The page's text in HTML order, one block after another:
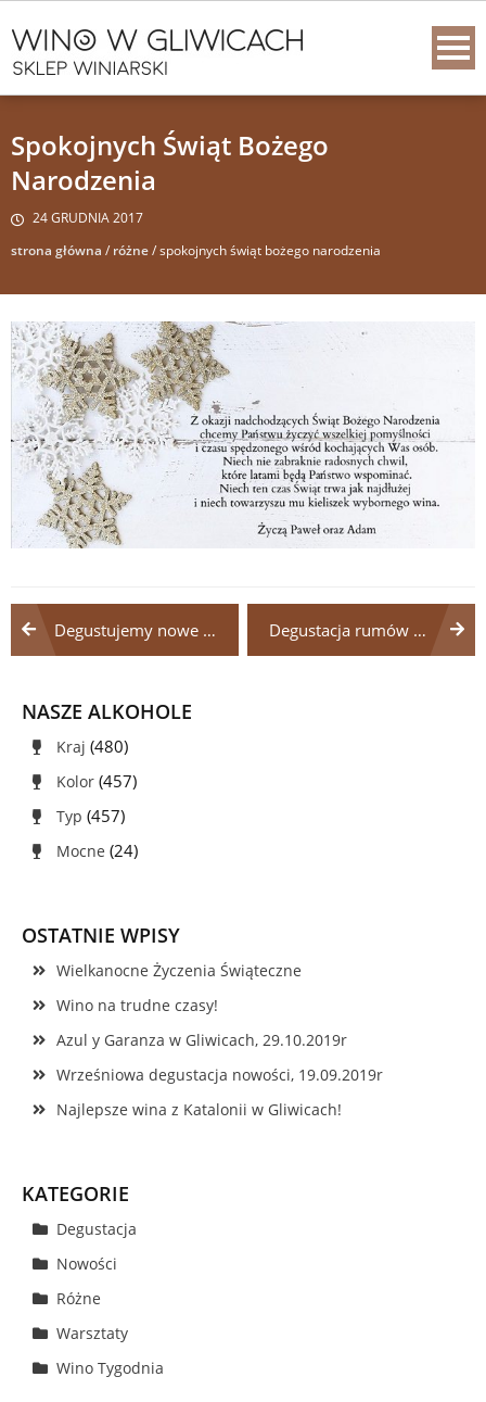
Spokojnych Świąt Bożego
Narodzenia
24 GRUDNIA 2017
strona główna / różne/spokojnych świąt bożego narodzenia
Nawigacja
wpisu
Degustujemy nowe wina z RPA. Degustacja rumów Dictador
NASZE ALKOHOLE
Kraj (480)
Kolor (457)
Typ (457)
Mocne (24)
OSTATNIE WPISY
Wielkanocne Życzenia Świąteczne
Wino na trudne czasy!
Azul y Garanza w Gliwicach, 29.10.2019r
Wrześniowa degustacja nowości, 19.09.2019r
Najlepsze wina z Katalonii w Gliwicach!
KATEGORIE
Degustacja
Nowości
Różne
Warsztaty
Wino Tygodnia